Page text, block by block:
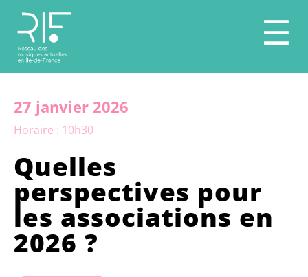
☰
27 janvier 2026
Horaire : 10h30
Quelles
perspectives pour
les associations en
2026 ?